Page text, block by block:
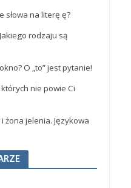
słowa na literę ę?
rodzaju są
O „to” jest pytanie!
nie powie Ci
żona jelenia. Językowa